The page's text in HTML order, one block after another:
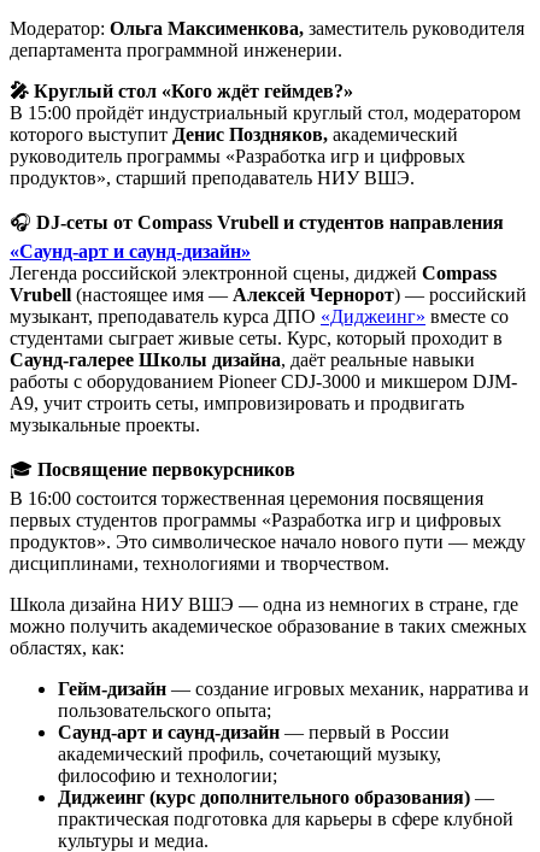
Модератор: Ольга Максименкова, заместитель руководителя
департамента программной инженерии.
🎤 Круглый стол «Кого ждёт геймдев?»
​​​​​​​В 15:00 пройдёт индустриальный круглый стол, модератором
которого выступит Денис Поздняков, академический
руководитель программы «Разработка игр и цифровых
продуктов», старший преподаватель НИУ ВШЭ.
🎧 DJ-сеты от Compass Vrubell и студентов направления
«Саунд-арт и саунд-дизайн»
Легенда российской электронной сцены, диджей Compass
Vrubell (настоящее имя — Алексей Чернорот) — российский
музыкант, преподаватель курса ДПО «Диджеинг» вместе со
студентами сыграет живые сеты. Курс, который проходит в
Саунд-галерее Школы дизайна, даёт реальные навыки
работы с оборудованием Pioneer CDJ-3000 и микшером DJM-
A9, учит строить сеты, импровизировать и продвигать
музыкальные проекты.
🎓 Посвящение первокурсников
В 16:00 состоится торжественная церемония посвящения
первых студентов программы «Разработка игр и цифровых
продуктов». Это символическое начало нового пути — между
дисциплинами, технологиями и творчеством.
Школа дизайна НИУ ВШЭ — одна из немногих в стране, где
можно получить академическое образование в таких смежных
областях, как:
Гейм-дизайн — создание игровых механик, нарратива и
пользовательского опыта;
Саунд-арт и саунд-дизайн — первый в России
академический профиль, сочетающий музыку,
философию и технологии;
Диджеинг (курс дополнительного образования) —
практическая подготовка для карьеры в сфере клубной
культуры и медиа.